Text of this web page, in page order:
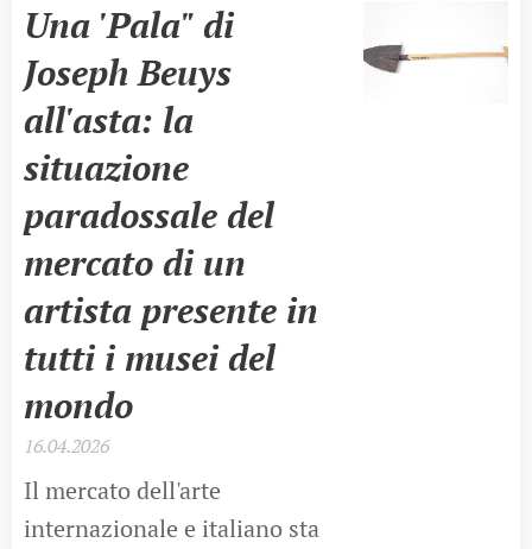
Una 'Pala" di
Joseph Beuys
all'asta: la
situazione
paradossale del
mercato di un
artista presente in
tutti i musei del
mondo
16.04.2026
Il mercato dell'arte
internazionale e italiano sta